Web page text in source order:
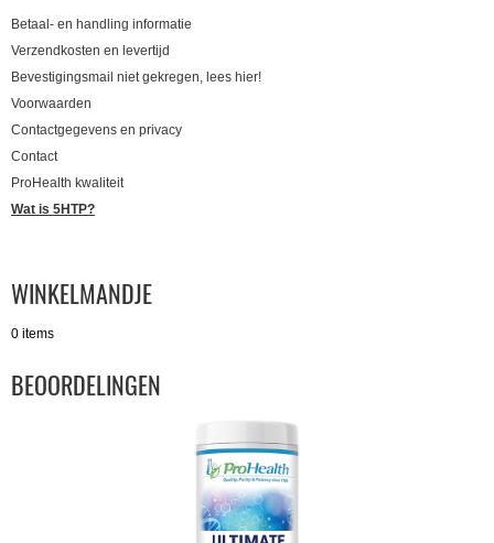
Betaal- en handling informatie
Verzendkosten en levertijd
Bevestigingsmail niet gekregen, lees hier!
Voorwaarden
Contactgegevens en privacy
Contact
ProHealth kwaliteit
Wat is 5HTP?
WINKELMANDJE
0 items
BEOORDELINGEN